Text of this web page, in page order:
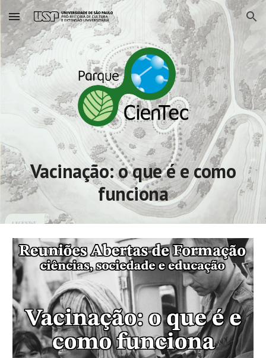
Skip to main content Skip to navigation
Vacinação: o que é e como
funciona